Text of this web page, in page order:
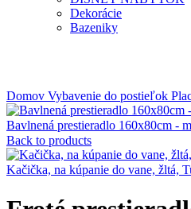
Dekorácie
Bazeniky
Domov Vybavenie do postieľok
Bavlnená prestieradlo 160x80cm -
Back to products
Kačička, na kúpanie do vane, žltá,